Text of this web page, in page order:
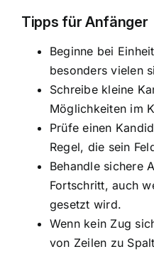
Tipps für Anfänger
Beginne bei
besonders vielen
Schreibe kleine
Möglichkeiten im
Prüfe einen
Regel, die sein
Behandle sichere
Fortschritt, auch
gesetzt wird.
Wenn kein Zug
von Zeilen zu